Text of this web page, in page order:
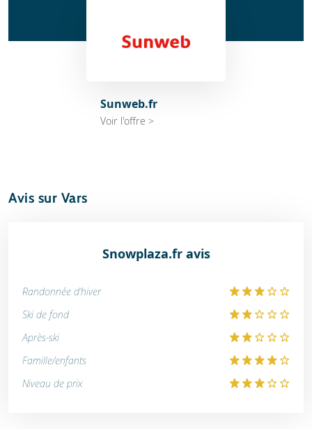
Sunweb.fr
Voir l'offre >
Avis sur Vars
Snowplaza.fr avis
Randonnée d'hiver
Ski de fond
Après-ski
Famille/enfants
Niveau de prix